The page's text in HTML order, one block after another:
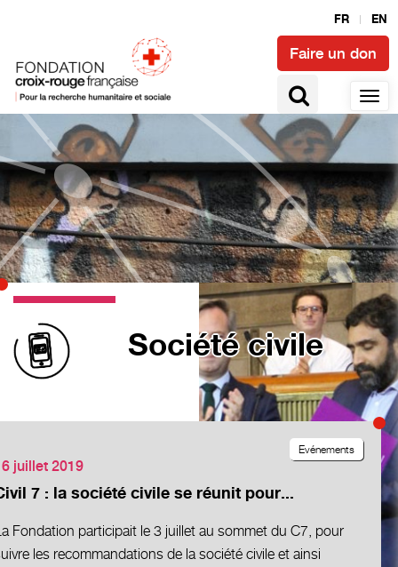
FR EN
Faire un don
Société civile
juillet 2019
7 : la société civile se réunit pour...
Evénements
Fondation participait le 3 juillet au sommet du C7, pour
les recommandations de la société civile et ainsi